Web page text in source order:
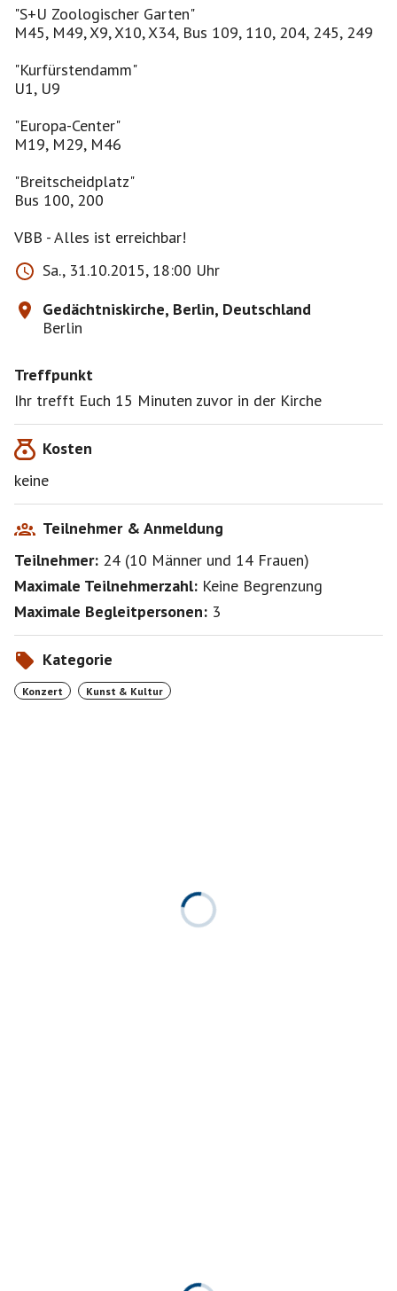
"S+U Zoologischer Garten"
M45, M49, X9, X10, X34, Bus 109, 110, 204, 245, 249
"Kurfürstendamm"
U1, U9
"Europa-Center"
M19, M29, M46
"Breitscheidplatz"
Bus 100, 200
VBB - Alles ist erreichbar!
Sa., 31.10.2015, 18:00 Uhr
Gedächtniskirche, Berlin, Deutschland
Berlin
Treffpunkt
Ihr trefft Euch 15 Minuten zuvor in der Kirche
Kosten
keine
Teilnehmer & Anmeldung
Teilnehmer: 24 (10 Männer und 14 Frauen)
Maximale Teilnehmerzahl: Keine Begrenzung
Maximale Begleitpersonen: 3
Kategorie
Konzert Kunst & Kultur